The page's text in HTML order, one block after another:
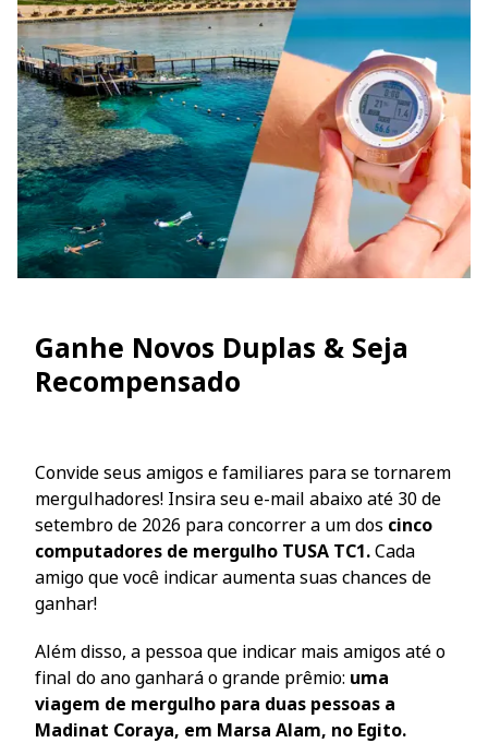
Ganhe Novos Duplas & Seja
Recompensado
Convide seus amigos e familiares para se tornarem
mergulhadores! Insira seu e-mail abaixo até 30 de
setembro de 2026 para concorrer a um dos cinco
computadores de mergulho TUSA TC1.Cada
amigo que você indicar aumenta suas chances de
ganhar!
Além disso, a pessoa que indicar mais amigos até o
final do ano ganhará o grande prêmio: uma
viagem de mergulho para duas pessoas a
Madinat Coraya, em Marsa Alam, no Egito.